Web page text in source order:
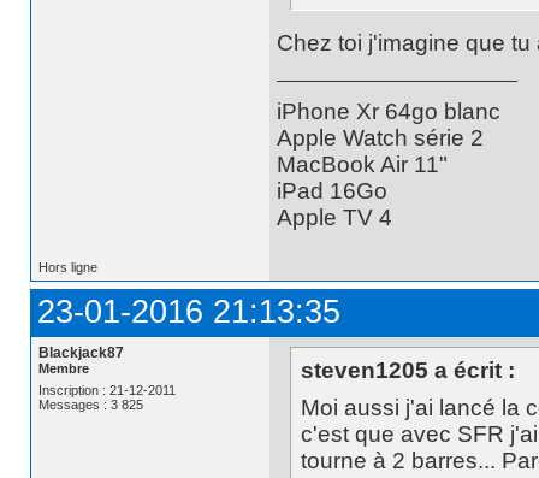
Chez toi j'imagine que
iPhone Xr 64go blanc
Apple Watch série 2
MacBook Air 11"
iPad 16Go
Apple TV 4
Hors ligne
23-01-2016 21:13:35
Blackjack87
Membre
Inscription : 21-12-2011
Messages : 3 825
steven1205 a écrit :
Moi aussi j'ai lancé la
c'est que avec SFR
tourne à 2 barres...